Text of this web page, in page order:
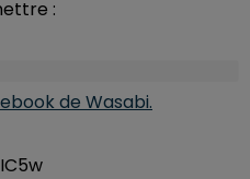
:
de Wasabi.